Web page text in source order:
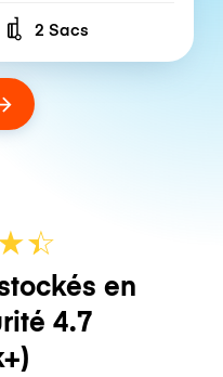
Number of bags
2 Sacs
☆
★
en
4.7